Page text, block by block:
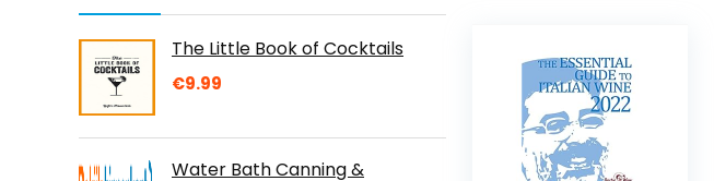
The Little Book of Cocktails
€9.99
Water Bath Canning &